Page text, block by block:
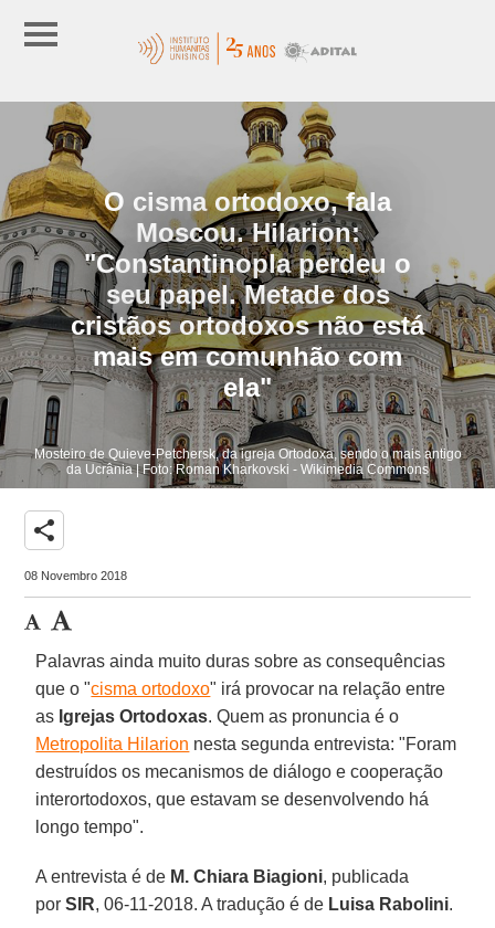
O cisma ortodoxo, fala
Moscou. Hilarion:
"Constantinopla perdeu o
seu papel. Metade dos
cristãos ortodoxos não está
mais em comunhão com
ela"
Mosteiro de Quieve-Petchersk, da igreja Ortodoxa, sendo o mais antigo
da Ucrânia | Foto: Roman Kharkovski - Wikimedia Commons
share
08 Novembro 2018
Palavras ainda muito duras sobre as consequências
que o "cisma ortodoxo" irá provocar na relação entre
as Igrejas Ortodoxas. Quem as pronuncia é o
Metropolita Hilarion nesta segunda entrevista: "Foram
destruídos os mecanismos de diálogo e cooperação
interortodoxos, que estavam se desenvolvendo há
longo tempo".
A entrevista é de M. Chiara Biagioni, publicada
porSIR, 06-11-2018. A tradução é de Luisa Rabolini.